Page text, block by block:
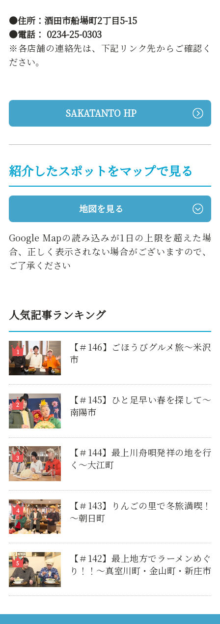
●住所：酒田市船場町2丁目5-15
●電話： 0234-25-0303
※各店舗の連絡先は、下記リンク先からご確認く
ださい。
SAKATANTO HP
紹介したスポットをマップで見る
地図を見る
Google Mapの読み込みが1日の上限を超えた場
合、正しく表示されない場合がございますので、
ご了承ください
人気記事ランキング
【＃146】ごほうびグルメ旅～米沢
市
【＃145】ひと足早い春を探して〜
南陽市
【＃144】最上川舟唄発祥の地を行
く～大江町
【＃143】りんごの里で冬旅満喫！
～朝日町
【＃142】最上地方でラーメンめぐ
り！！～真室川町・金山町・新庄市